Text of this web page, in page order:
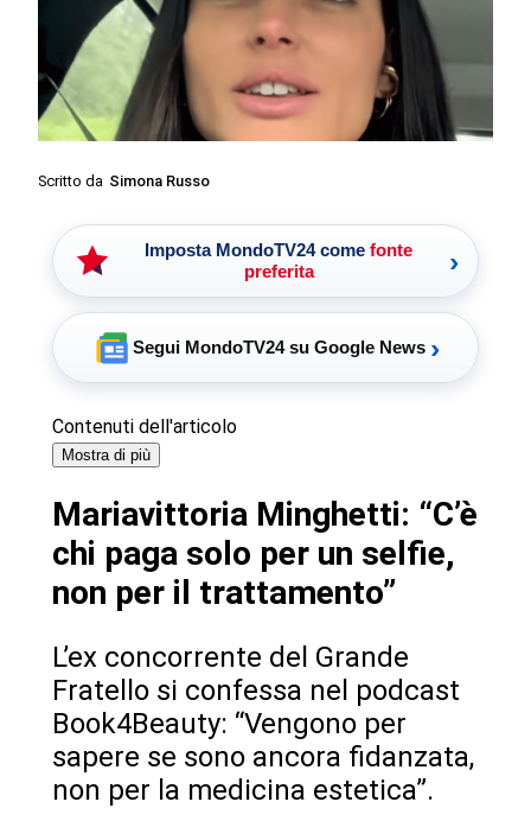
Scritto da Simona Russo
Imposta MondoTV24 come fonte
preferita
›
Segui MondoTV24 su Google News ›
Contenuti dell'articolo
Mostra di più
Mariavittoria Minghetti: “C’è
chi paga solo per un selfie,
non per il trattamento”
L’ex concorrente del Grande
Fratello si confessa nel podcast
Book4Beauty: “Vengono per
sapere se sono ancora fidanzata,
non per la medicina estetica”.